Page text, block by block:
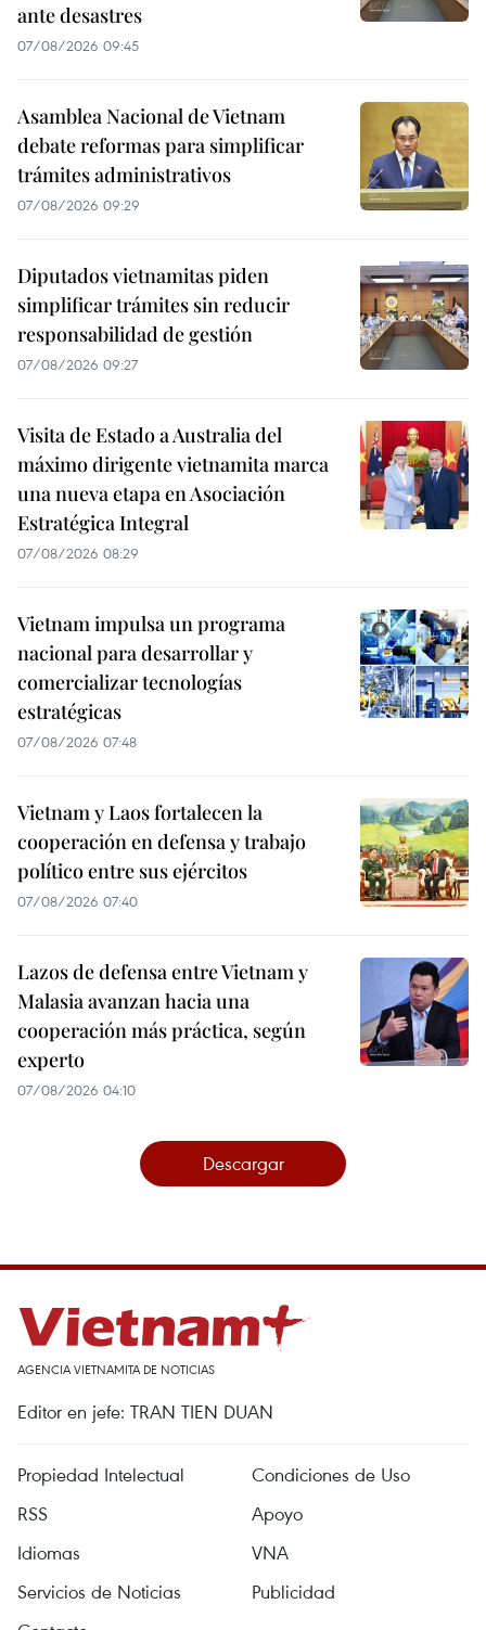
ante desastres
07/08/2026 09:45
Asamblea Nacional de Vietnam
debate reformas para simplificar
trámites administrativos
07/08/2026 09:29
Diputados vietnamitas piden
simplificar trámites sin reducir
responsabilidad de gestión
07/08/2026 09:27
Visita de Estado a Australia del
máximo dirigente vietnamita marca
una nueva etapa en Asociación
Estratégica Integral
07/08/2026 08:29
Vietnam impulsa un programa
nacional para desarrollar y
comercializar tecnologías
estratégicas
07/08/2026 07:48
Vietnam y Laos fortalecen la
cooperación en defensa y trabajo
político entre sus ejércitos
07/08/2026 07:40
Lazos de defensa entre Vietnam y
Malasia avanzan hacia una
cooperación más práctica, según
experto
07/08/2026 04:10
Descargar
AGENCIA VIETNAMITA DE NOTICIAS
Editor en jefe: TRAN TIEN DUAN
Propiedad Intelectual
Condiciones de Uso
RSS
Apoyo
Idiomas
VNA
Servicios de Noticias
Publicidad